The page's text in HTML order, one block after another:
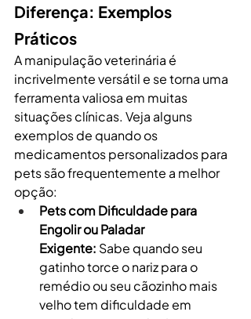
Diferença: Exemplos
Práticos
A manipulação veterinária é
incrivelmente versátil e se torna uma
ferramenta valiosa em muitas
situações clínicas. Veja alguns
exemplos de quando os
medicamentos personalizados para
pets são frequentemente a melhor
opção:
Pets com Dificuldade para
Engolir ou Paladar
Exigente: Sabe quando seu
gatinho torce o nariz para o
remédio ou seu cãozinho mais
velho tem dificuldade em